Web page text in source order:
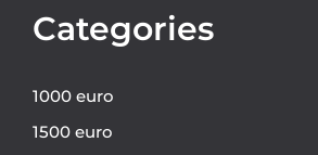
Categories
1000 euro
1500 euro